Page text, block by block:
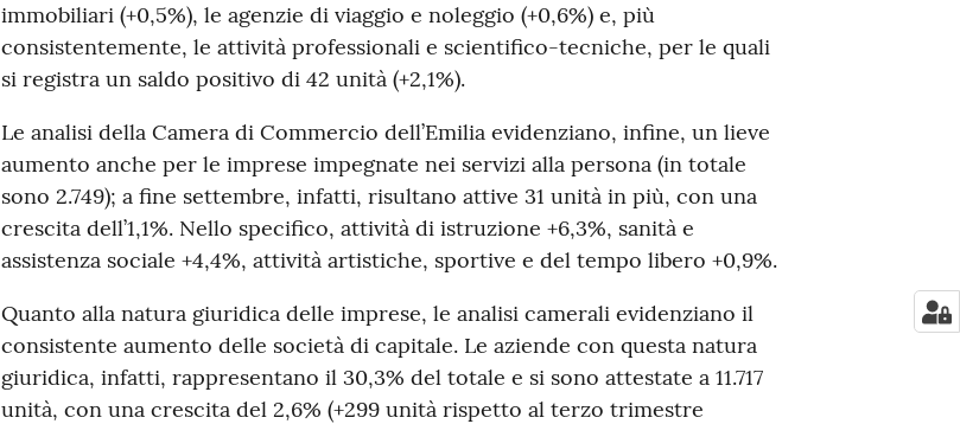
immobiliari (+0,5%), le agenzie di viaggio e noleggio (+0,6%) e, più
consistentemente, le attività professionali e scientifico-tecniche, per le quali
si registra un saldo positivo di 42 unità (+2,1%).
Le analisi della Camera di Commercio dell’Emilia evidenziano, infine, un lieve
aumento anche per le imprese impegnate nei servizi alla persona (in totale
sono 2.749); a fine settembre, infatti, risultano attive 31 unità in più, con una
crescita dell’1,1%. Nello specifico, attività di istruzione +6,3%, sanità e
assistenza sociale +4,4%, attività artistiche, sportive e del tempo libero +0,9%.
Quanto alla natura giuridica delle imprese, le analisi camerali evidenziano il
consistente aumento delle società di capitale. Le aziende con questa natura
giuridica, infatti, rappresentano il 30,3% del totale e si sono attestate a 11.717
unità, con una crescita del 2,6% (+299 unità rispetto al terzo trimestre